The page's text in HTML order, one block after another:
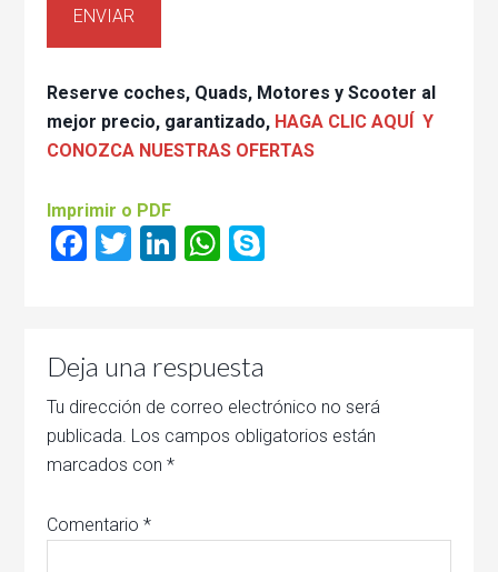
Reserve coches, Quads, Motores y Scooter al
mejor precio, garantizado, HAGA CLIC AQUÍ Y
CONOZCA NUESTRAS OFERTAS
Imprimir o PDF
Facebook
Twitter
LinkedIn
WhatsApp
Deja una respuesta
Tu dirección de correo electrónico no será
publicada. Los campos obligatorios están
marcados con*
Comentario*